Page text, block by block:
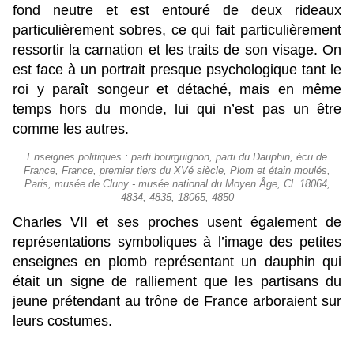
fond neutre et est entouré de deux rideaux
particulièrement sobres, ce qui fait particulièrement
ressortir la carnation et les traits de son visage. On
est face à un portrait presque psychologique tant le
roi y paraît songeur et détaché, mais en même
temps hors du monde, lui qui n’est pas un être
comme les autres.
Enseignes politiques : parti bourguignon, parti du Dauphin, écu de
France, France, premier tiers du XVé siècle, Plom et étain moulés,
Paris, musée de Cluny - musée national du Moyen Âge, Cl. 18064,
4834, 4835, 18065, 4850
Charles VII et ses proches usent également de
représentations symboliques à l’image des petites
enseignes en plomb représentant un dauphin qui
était un signe de ralliement que les partisans du
jeune prétendant au trône de France arboraient sur
leurs costumes.